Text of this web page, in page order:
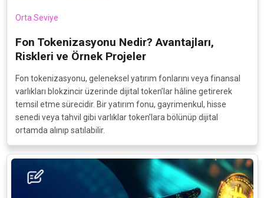
Orta Seviye
Fon Tokenizasyonu Nedir? Avantajları,
Riskleri ve Örnek Projeler
Fon tokenizasyonu, geleneksel yatırım fonlarını veya finansal
varlıkları blokzincir üzerinde dijital token’lar hâline getirerek
temsil etme sürecidir. Bir yatırım fonu, gayrimenkul, hisse
senedi veya tahvil gibi varlıklar token’lara bölünüp dijital
ortamda alınıp satılabilir.